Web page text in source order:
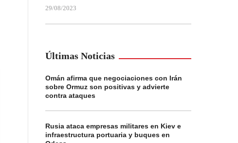
29/08/2023
Últimas Noticias
Omán afirma que negociaciones con Irán
sobre Ormuz son positivas y advierte
contra ataques
Rusia ataca empresas militares en Kiev e
infraestructura portuaria y buques en